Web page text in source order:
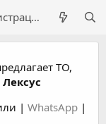
Регистрация
ТО,
| WhatsApp |